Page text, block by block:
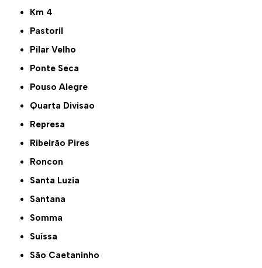
Km 4
Pastoril
Pilar Velho
Ponte Seca
Pouso Alegre
Quarta Divisão
Represa
Ribeirão Pires
Roncon
Santa Luzia
Santana
Somma
Suíssa
São Caetaninho